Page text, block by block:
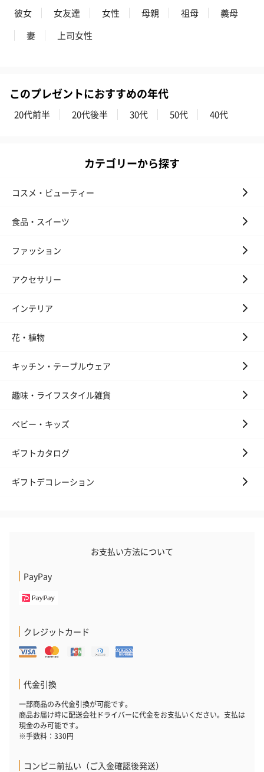
お酒
ディット（712円）
酒（655円）
おつまみ・その他
す。
いぶりがっことチーズ
ごろっとうまみ チーズ
しょっつるナ
彼女 女友達 女性 母親 祖母
義母
妻
上司女性
このプレゼントにおすすめの年代
20代前半 20代後半 30代 50代 40代
カテゴリーから探す
コスメ・ビューティー
食品・スイーツ
ファッション
アクセサリー
インテリア
花・植物
キッチン・テーブルウェア
趣味・ライフスタイル雑貨
ベビー・キッズ
ギフトカタログ
ギフトデコレーション
お支払い方法について
PayPay
クレジットカード
代金引換
一部商品のみ代金引換が可能です。
商品お届け時に配送会社ドライバーに代金をお支払いください。支払は
現金のみ可能です。
※手数料：330円
コンビニ前払い（ご入金確認後発送）